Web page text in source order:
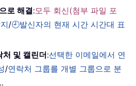
로 해결:모두 회신(첨부 파일 포
/🕘발신자의 현재 시간 시간대 표
처 및 캘린더:선택한 이메일에서 연
/연락처 그룹를 개별 그룹으로 분